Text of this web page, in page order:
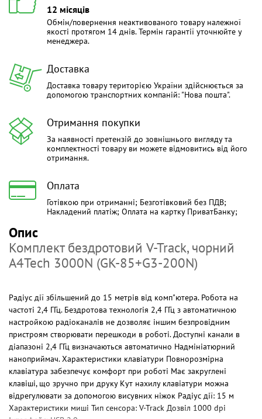
12 місяців
Обмін/повернення неактивованого товару належної
якості протягом 14 днів. Термін гарантії уточнюйте у
менеджера.
Доставка
Доставка товару територією України здійснюється за
допомогою транспортних компаній: "Нова пошта".
Отримання покупки
За наявності претензій до зовнішнього вигляду та
комплектності товару ви можете відмовитись від його
отримання.
Оплата
Готівкою при отриманні; Безготівковий без ПДВ;
Накладений платіж; Оплата на картку ПриватБанку;
Опис
Комплект бездротовий V-Track, чорний
A4Tech 3000N (GK-85+G3-200N)
Радіус дії збільшений до 15 метрів від комп"ютера. Робота на
частоті 2,4 ГГц. Бездротова технологія 2,4 ГГц з автоматичною
настройкою радіоканалів не дозволяє іншим безпровідним
пристроям створювати перешкоди в роботі. Доступні канали в
діапазоні 2,4 ГГц визначаються автоматично Надмініатюрний
наноприймач. Характеристики клавіатури Повнорозмірна
клавіатура забезпечує комфорт при роботі Має закруглені
клавіші, що зручно при друку Кут нахилу клавіатури можна
відрегулювати за допомогою висувних ніжок Радіус дії: 15 м
Характеристики миші Тип сенсора: V-Track Дозвіл 1000 dpi